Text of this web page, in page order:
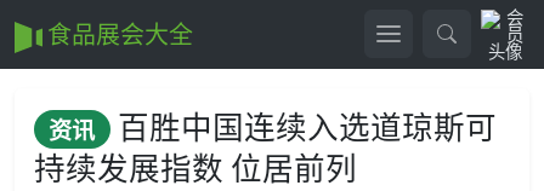
食品展会大全
资讯 百胜中国连续入选道琼斯可
持续发展指数 位居前列